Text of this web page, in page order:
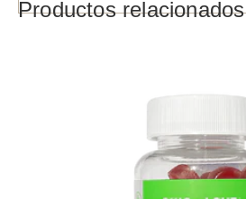
Productos relacionados